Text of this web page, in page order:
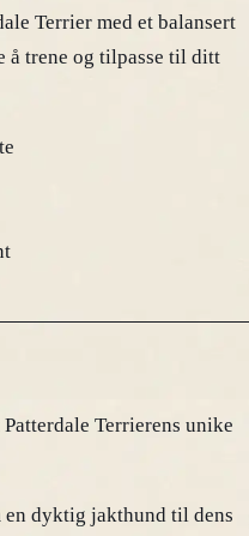
Terrier med et balansert
å trene og tilpasse til ditt
Terrierens unike
en dyktig jakthund til dens